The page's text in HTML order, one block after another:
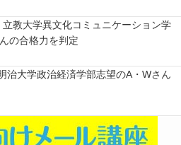
教大学異文化コミュニケーション学
の合格力を判定
治大学政治経済学部志望のA・Wさん